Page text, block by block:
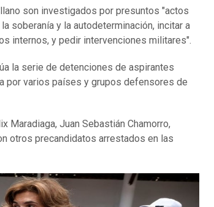
son investigados por presuntos "actos
soberanía y la autodeterminación, incitar a
internos, y pedir intervenciones militares".
la serie de detenciones de aspirantes
por varios países y grupos defensores de
Maradiaga, Juan Sebastián Chamorro,
otros precandidatos arrestados en las